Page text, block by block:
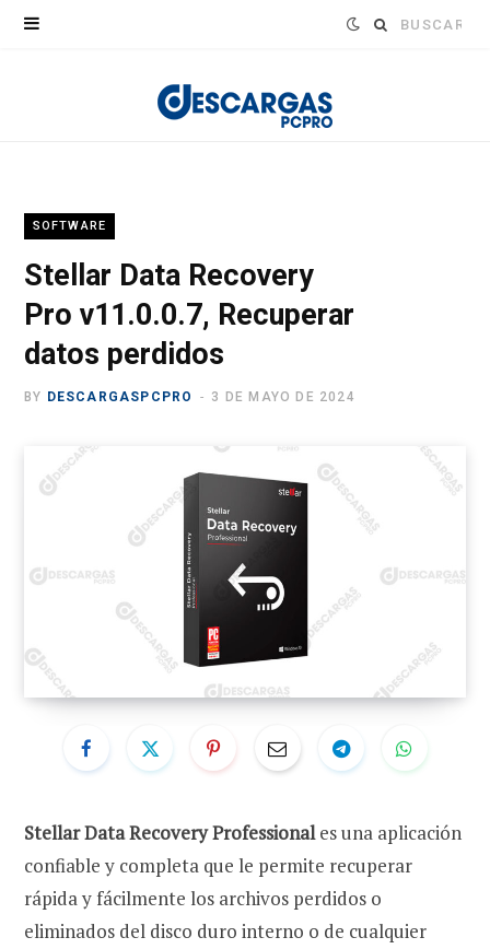
Buscar:
SOFTWARE
Stellar Data Recovery
Pro v11.0.0.7, Recuperar
datos perdidos
BY DESCARGASPCPRO 3 DE MAYO DE 2024
Stellar Data Recovery Professionales una aplicación
confiable y completa que le permite recuperar
rápida y fácilmente los archivos perdidos o
eliminados del disco duro interno o de cualquier